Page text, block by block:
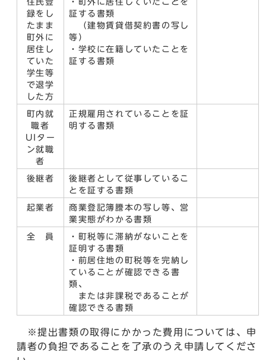
録をし
たまま
町外に
居住し
ていた
学生等
で退学
した方
証する書類
（建物賃貸借契約書の写し
等）
・学校に在籍していたことを
証する書類
町内就
職者
UIター
ン就職
者
正規雇用されていることを証
明する書類
後継者
後継者として従事しているこ
とを証する書類
起業者
商業登記簿謄本の写し等、営
業実態がわかる書類
全 員
・町税等に滞納がないことを
証明する書類
・前居住地の町税等を完納し
ていることが確認できる書
類、
または非課税であることが
確認できる書類
※提出書類の取得にかかった費用については、申
請者の負担であることを了承のうえ申請してくださ